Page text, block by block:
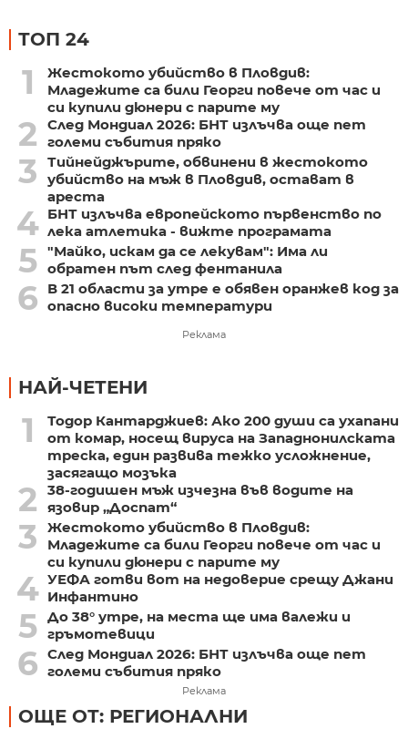
ТОП 24
1
Жестокото убийство в Пловдив:
Младежите са били Георги повече от час и
си купили дюнери с парите му
2
След Мондиал 2026: БНТ излъчва още пет
големи събития пряко
3
Тийнейджърите, обвинени в жестокото
убийство на мъж в Пловдив, остават в
ареста
4 БНТ излъчва европейското първенство по
лека атлетика - вижте програмата
5 "Майко, искам да се лекувам": Има ли
обратен път след фентанила
6
В 21 области за утре е обявен оранжев код за
опасно високи температури
Реклама
НАЙ-ЧЕТЕНИ
1
Тодор Кантарджиев: Ако 200 души са ухапани
от комар, носещ вируса на Западнонилската
треска, един развива тежко усложнение,
засягащо мозъка
2
38-годишен мъж изчезна във водите на
язовир „Доспат“
3
Жестокото убийство в Пловдив:
Младежите са били Георги повече от час и
си купили дюнери с парите му
4 УЕФА готви вот на недоверие срещу Джани
Инфантино
5 До 38° утре, на места ще има валежи и
гръмотевици
6 След Мондиал 2026: БНТ излъчва още пет
големи събития пряко
Реклама
ОЩЕ ОТ: РЕГИОНАЛНИ